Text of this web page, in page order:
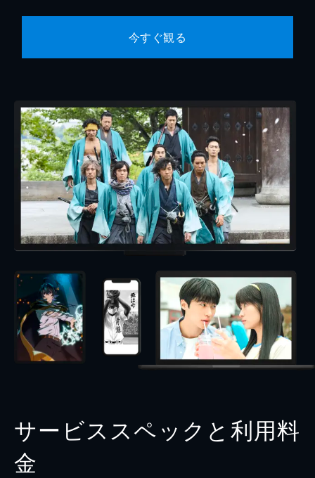
今すぐ観る
サービススペックと利用料
金